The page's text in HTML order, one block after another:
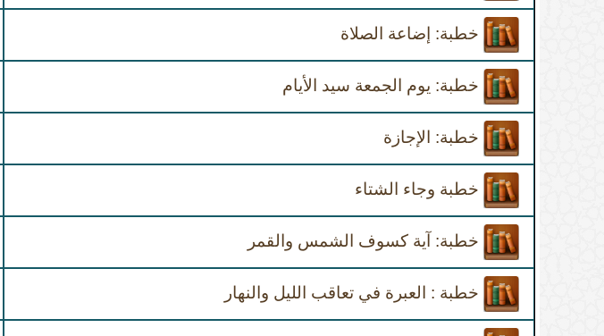
خطبة: إضاعة الصلاة
خطبة: يوم الجمعة سيد الأيام
خطبة: الإجازة
خطبة وجاء الشتاء
خطبة: آية كسوف الشمس والقمر
خطبة : العبرة في تعاقب الليل والنهار